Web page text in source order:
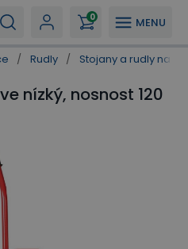
MENU
0
/ Rudly / Stojany a rudly na
nízký, nosnost 120